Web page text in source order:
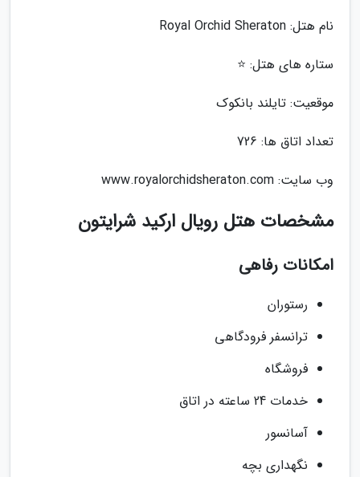
نام هتل: Royal Orchid Sheraton
ستاره های هتل: ⭐️
موقعیت: تایلند بانکوک
تعداد اتاق ها: 726
وب سایت: www.royalorchidsheraton.com
مشخصات هتل رویال ارکید شرایتون
امکانات رفاهی
رستوران
ترانسفر فرودگاهی
فروشگاه
خدمات 24 ساعته در اتاق
آسانسور
نگهداری بچه